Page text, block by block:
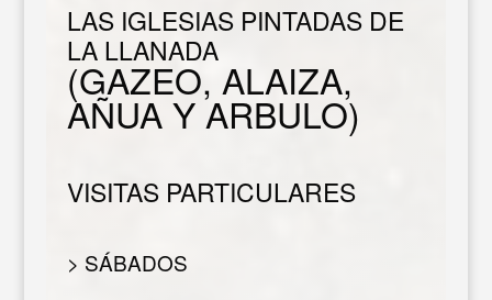
LAS IGLESIAS PINTADAS DE
LA LLANADA
(GAZEO, ALAIZA,
AÑUA Y ARBULO)
VISITAS PARTICULARES
> SÁBADOS